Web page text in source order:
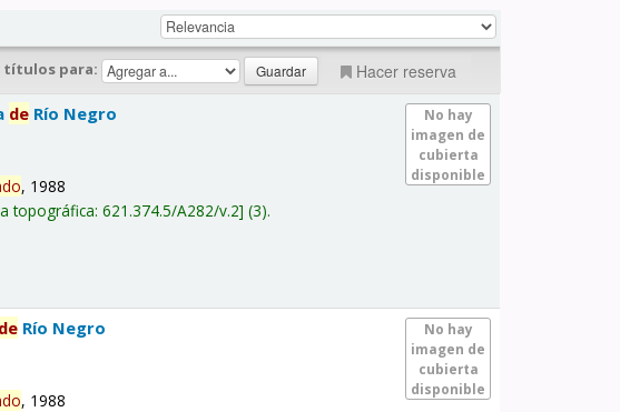
títulos para: Hacer reserva
No hay
imagen de
cubierta
disponible
de Río Negro
, 1988
topográfica:621.374.5/A282/v.2 (3).
No hay
imagen de
cubierta
disponible
de Río Negro
, 1988